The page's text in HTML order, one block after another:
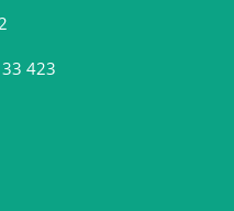
33 423